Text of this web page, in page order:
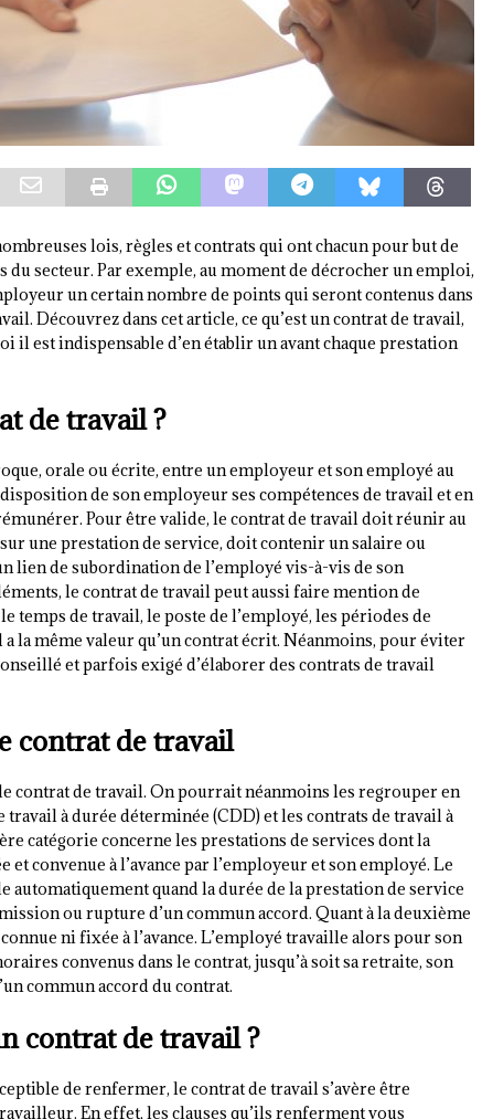
lois, règles et contrats qui ont chacun pour but de
secteur. Par exemple, au moment de décrocher un emploi,
un certain nombre de points qui seront contenus dans
Découvrez dans cet article, ce qu’est un contrat de travail,
il est indispensable d’en établir un avant chaque prestation
de travail ?
orale ou écrite, entre un employeur et son employé au
de son employeur ses compétences de travail et en
Pour être valide, le contrat de travail doit réunir au
une prestation de service, doit contenir un salaire ou
lien de subordination de l’employé vis-à-vis de son
le contrat de travail peut aussi faire mention de
temps de travail, le poste de l’employé, les périodes de
la même valeur qu’un contrat écrit. Néanmoins, pour éviter
et parfois exigé d’élaborer des contrats de travail
contrat de travail
contrat de travail. On pourrait néanmoins les regrouper en
travail à durée déterminée (CDD) et les contrats de travail à
catégorie concerne les prestations de services dont la
et convenue à l’avance par l’employeur et son employé. Le
automatiquement quand la durée de la prestation de service
ou rupture d’un commun accord. Quant à la deuxième
ni fixée à l’avance. L’employé travaille alors pour son
convenus dans le contrat, jusqu’à soit sa retraite, son
commun accord du contrat.
contrat de travail ?
de renfermer, le contrat de travail s’avère être
En effet, les clauses qu’ils renferment vous